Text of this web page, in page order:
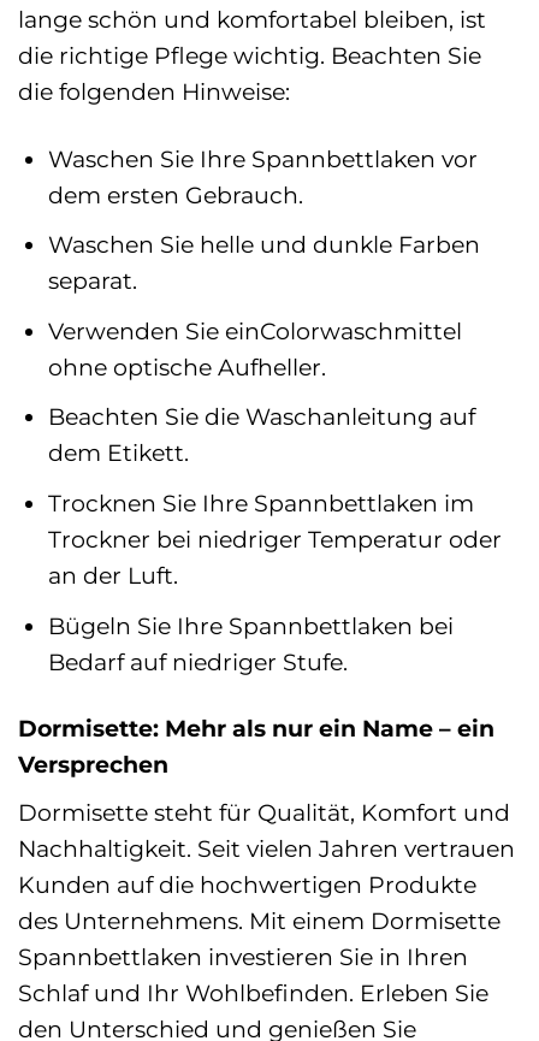
lange schön und komfortabel bleiben, ist
die richtige Pflege wichtig. Beachten Sie
die folgenden Hinweise:
Waschen Sie Ihre Spannbettlaken vor
dem ersten Gebrauch.
Waschen Sie helle und dunkle Farben
separat.
Verwenden Sie einColorwaschmittel
ohne optische Aufheller.
Beachten Sie die Waschanleitung auf
dem Etikett.
Trocknen Sie Ihre Spannbettlaken im
Trockner bei niedriger Temperatur oder
an der Luft.
Bügeln Sie Ihre Spannbettlaken bei
Bedarf auf niedriger Stufe.
Dormisette: Mehr als nur ein Name – ein
Versprechen
Dormisette steht für Qualität, Komfort und
Nachhaltigkeit. Seit vielen Jahren vertrauen
Kunden auf die hochwertigen Produkte
des Unternehmens. Mit einem Dormisette
Spannbettlaken investieren Sie in Ihren
Schlaf und Ihr Wohlbefinden. Erleben Sie
den Unterschied und genießen Sie